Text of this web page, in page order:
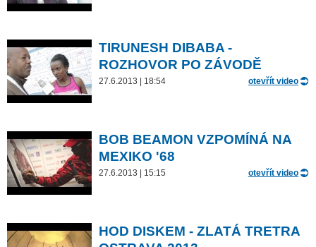
TIRUNESH DIBABA -
ROZHOVOR PO ZÁVODĚ
27.6.2013 | 18:54 otevřít video
BOB BEAMON VZPOMÍNÁ NA
MEXIKO '68
27.6.2013 | 15:15 otevřít video
HOD DISKEM - ZLATÁ TRETRA